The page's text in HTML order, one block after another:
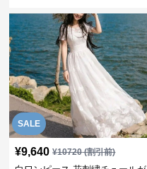
SALE
¥9,640 ¥10720(割引前)